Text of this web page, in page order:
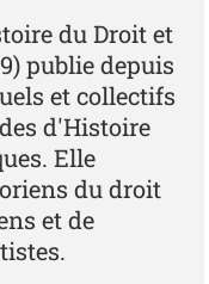
du Droit et
publie depuis
et collectifs
d'Histoire
Elle
du droit
et de